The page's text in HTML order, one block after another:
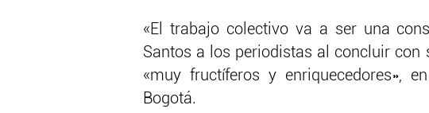
«El trabajo colectivo va a ser una
Santos a los periodistas al concluir con
«muy fructíferos y enriquecedores»,
Bogotá.